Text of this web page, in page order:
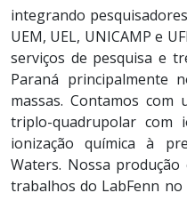
integrando
UEM, UEL, UNICAMP e
serviços de pesquisa e
Paraná principalmente
massas. Contamos com
triplo-quadrupolar com
ionização química à
Waters. Nossa
trabalhos do LabFenn